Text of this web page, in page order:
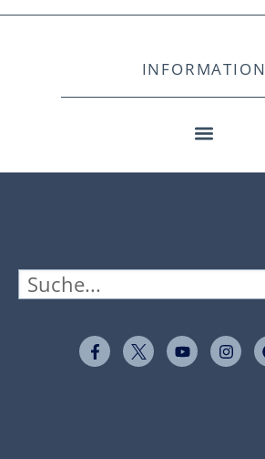
INFORMATION